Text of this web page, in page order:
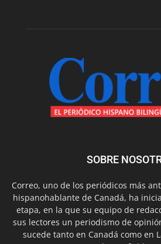
SOBRE
Correo, uno de los periódicos más
hispanohablante de Canadá, ha
etapa, en la que su equipo de
sus lectores un periodismo de
sucede tanto en Canadá como en